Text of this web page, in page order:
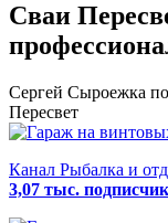
Сваи
Сергей Сыроежка
Пересвет
Канал Рыбалка и
3,07 тыс.